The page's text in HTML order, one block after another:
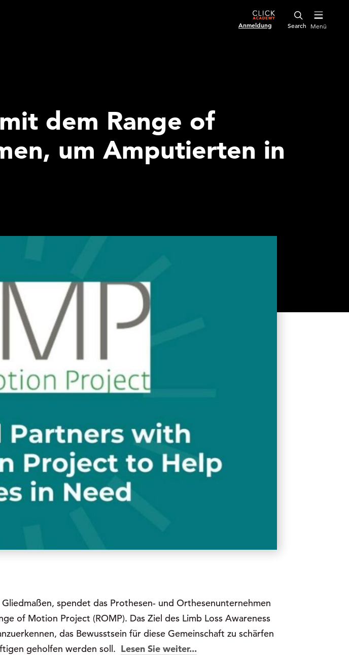
Anmeldung Menü
dem Range of
um Amputierten in
spendet das Prothesen- und Orthesenunternehmen
of Motion Project (ROMP). Das Ziel des Limb Loss Awareness
das Bewusstsein für diese Gemeinschaft zu schärfen
geholfen werden soll. Lesen Sie weiter...